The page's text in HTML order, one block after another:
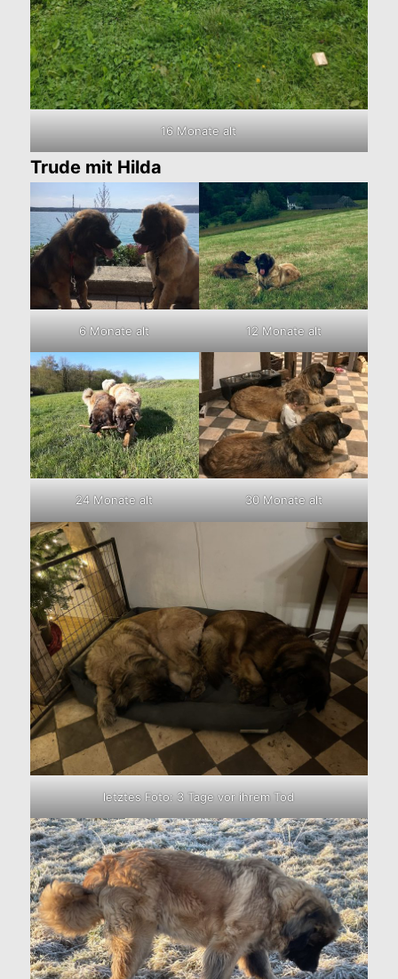
16 Monate alt
Trude mit Hilda
6 Monate alt 12 Monate alt
24 Monate alt 30 Monate alt
letztes Foto: 3 Tage vor ihrem Tod